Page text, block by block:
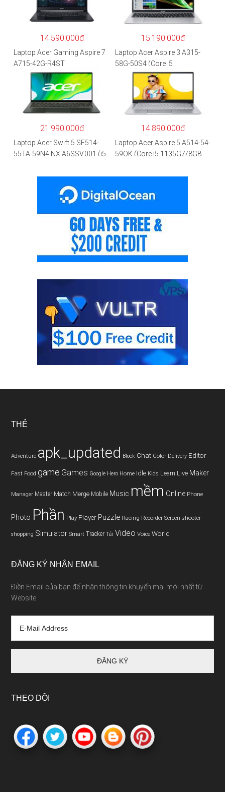
14.590.000đ
Laptop Acer Gaming Aspire 7
A715-42G-R4ST
NH.QAYSV.004 (R5
5500U/8GB RAM/256GB
SSD/15.6″FHD IPS/GTX1650
4GB/Win10) – Hàng chính
15.190.000đ
Laptop Acer Aspire 3 A315-
58G-50S4 (Core i5
1135G7/8GB
RAM/512GB/15.6″FHD/MX35
0 2GB/Win 10/Bạc)
21.990.000đ
Laptop Acer Swift 5 SF514-
55TA-59N4 NX.A6SSV.001 (i5-
SSD/14″FHD_Touch/Win10/X
anh) – Hàng chính hãng
14.890.000đ
Laptop Acer Aspire 5 A514-54-
59QK (Core i5 1135G7/8GB
11/Vàng)
THẺ
Adventure apk_updated Block Chat Color Delivery Editor
Fast Food game Games Google Hero Home Idle Kids Learn Live Maker
Manager Master Match Merge Mobile Music mềm Online Phone
Photo Phần Play Player Puzzle Racing Recorder Screen shooter
shopping Simulator Smart Tracker Tải Video Voice World
ĐĂNG KÝ NHẬN EMAIL
Điền Email của bạn để nhận thông tin khuyến mại mới nhất từ
Website
THEO DÕI